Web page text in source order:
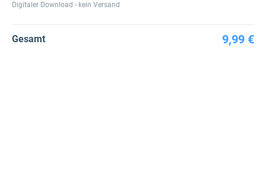
Digitaler Download - kein Versand
Gesamt 9,99 €